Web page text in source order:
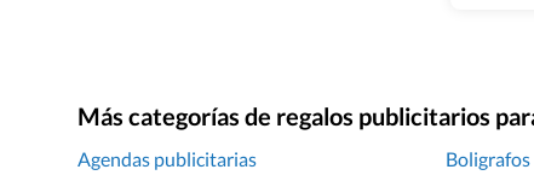
Más categorías de regalos publicitarios
Agendas publicitarias